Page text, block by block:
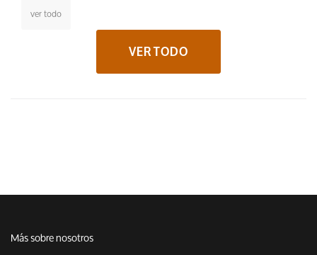
ver todo
VER TODO
Más sobre nosotros